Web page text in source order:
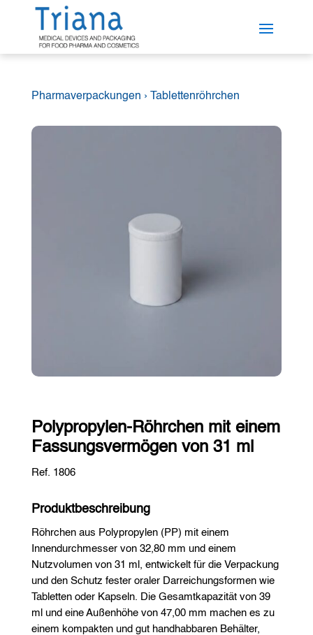
Pharmaverpackungen › Tablettenröhrchen
Polypropylen-Röhrchen mit einem
Fassungsvermögen von 31 ml
Ref. 1806
Produktbeschreibung
Röhrchen aus Polypropylen (PP) mit einem
Innendurchmesser von 32,80 mm und einem
Nutzvolumen von 31 ml, entwickelt für die Verpackung
und den Schutz fester oraler Darreichungsformen wie
Tabletten oder Kapseln. Die Gesamtkapazität von 39
ml und eine Außenhöhe von 47,00 mm machen es zu
einem kompakten und gut handhabbaren Behälter,